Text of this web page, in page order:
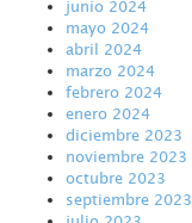
junio 2024
mayo 2024
abril 2024
marzo 2024
febrero 2024
enero 2024
diciembre 2023
noviembre 2023
octubre 2023
septiembre 2023